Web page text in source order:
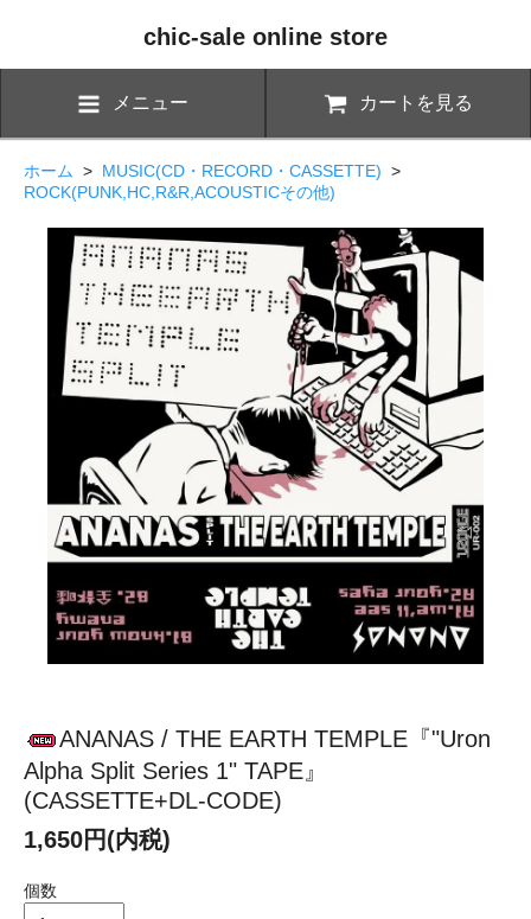
chic-sale online store
メニュー カートを見る
ホーム > MUSIC(CD・RECORD・CASSETTE) >
ROCK(PUNK,HC,R&R,ACOUSTICその他)
ANANAS / THE EARTH TEMPLE『"Uron
Alpha Split Series 1" TAPE』
(CASSETTE+DL-CODE)
1,650円(内税)
個数